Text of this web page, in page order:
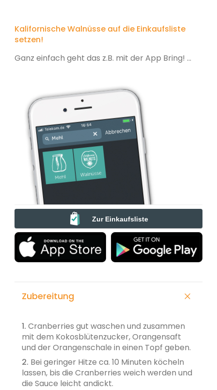
Kalifornische Walnüsse auf die Einkaufsliste
setzen!
Ganz einfach geht das z.B. mit der App Bring! ...
Zur Einkaufsliste
Zubereitung
1. Cranberries gut waschen und zusammen
mit dem Kokosblütenzucker, Orangensaft
und der Orangenschale in einen Topf geben.
2. Bei geringer Hitze ca. 10 Minuten köcheln
lassen, bis die Cranberries weich werden und
die Sauce leicht andickt.